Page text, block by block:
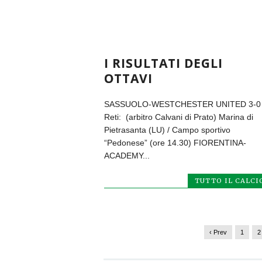
I RISULTATI DEGLI
OTTAVI
SASSUOLO-WESTCHESTER UNITED 3-0
Reti: (arbitro Calvani di Prato) Marina di
Pietrasanta (LU) / Campo sportivo
“Pedonese” (ore 14.30) FIORENTINA-
ACADEMY...
TUTTO IL
‹ Prev 1 2